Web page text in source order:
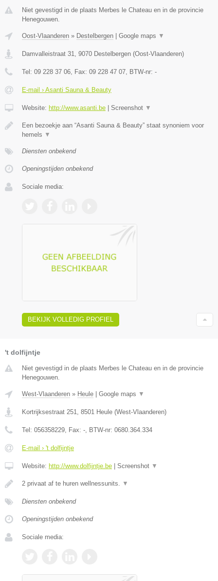
Niet gevestigd in de plaats Merbes le Chateau en in de provincie
Henegouwen.
Oost-Vlaanderen » Destelbergen Google maps ▼
Damvalleistraat 31 9070 Destelbergen (Oost-Vlaanderen)
Tel: 09 228 37 06 , Fax: 09 228 47 07 , BTW-nr: -
E-mail › Asanti Sauna & Beauty
Website: http://www.asanti.be Screenshot ▼
Een bezoekje aan “Asanti Sauna & Beauty” staat synoniem voor
hemels ▼
Diensten onbekend
Openingstijden onbekend
Sociale media:
BEKIJK VOLLEDIG PROFIEL
't dolfijntje
Niet gevestigd in de plaats Merbes le Chateau en in de provincie
Henegouwen.
West-Vlaanderen » Heule | Google maps ▼
Kortrijksestraat 251 8501 Heule (West-Vlaanderen)
Tel: 056358229 , Fax: - , BTW-nr: 0680.364.334
E-mail › 't dolfijntje
Website: http://www.dolfijntje.be | Screenshot ▼
2 privaat af te huren wellnessunits. ▼
Diensten onbekend
Openingstijden onbekend
Sociale media: